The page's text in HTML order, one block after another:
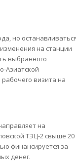
но останавливаться
на станции
выбранного
Азиатской
визита на
на
ТЭЦ-2 свыше 20
финансируется за
денег.